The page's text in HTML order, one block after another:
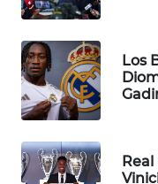
Los
WAHANANEWS
NET
WAHANA
SPORT
UMKM